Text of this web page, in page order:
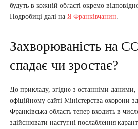
будуть в кожній області окремо
Подробиці далі на Я Франківчанин.
Захворюваність на
спадає чи зростає?
До прикладу, згідно з останніми даними,
офіційному сайті Міністерства охорони
Франківська область тепер входить в
здійснювати наступні послаблення